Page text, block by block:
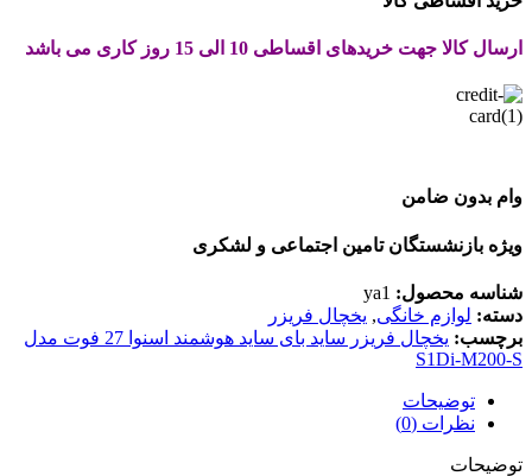
ارسال کالا جهت خریدهای اقساطی 10 الی 15 روز کاری می باشد
وام بدون ضامن
ویژه بازنشستگان تامین اجتماعی و لشکری
شناسه محصول: ya1
دسته: لوازم خانگی, یخچال فریزر
برچسب:
یخچال فریزر ساید بای ساید هوشمند اسنوا 27 فوت مدل
S1Di-M200-S
توضیحات
نظرات (0)
توضیحات